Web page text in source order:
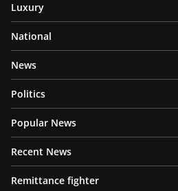
Luxury
National
News
Politics
Popular News
Recent News
Remittance fighter